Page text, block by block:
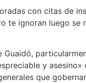
con citas de
te ignoran luego se
y
que